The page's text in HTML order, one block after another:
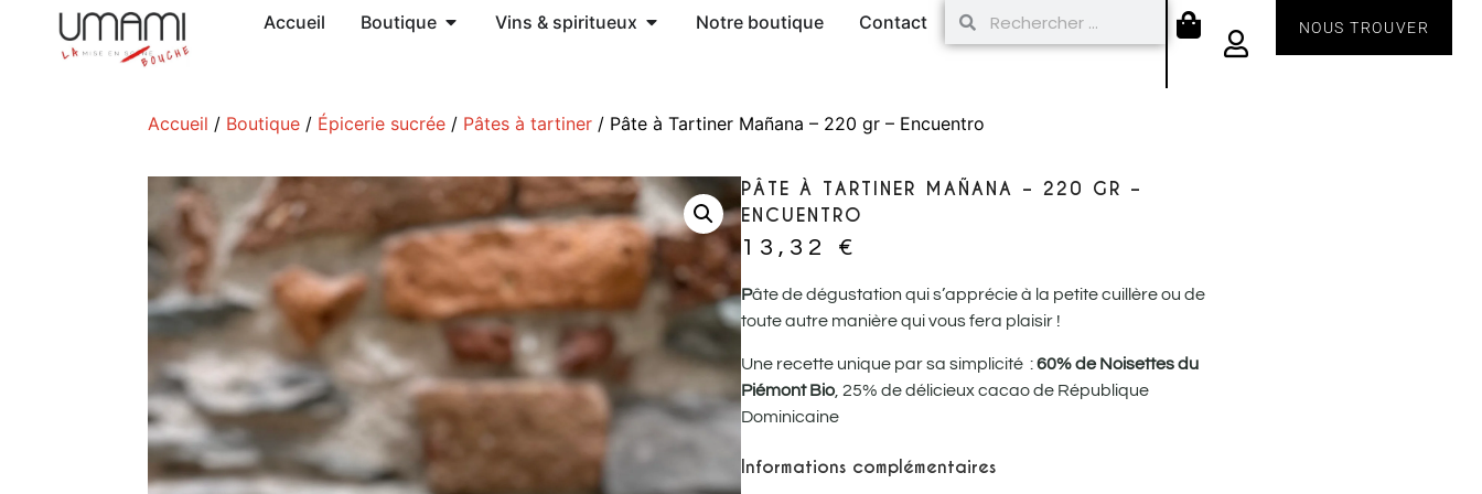
Accueil Boutique Vins & spiritueux Notre boutique Contact NOUS TROUVER
Accueil / Boutique / Épicerie sucrée / Pâtes à tartiner / Pâte à Tartiner Mañana – 220 gr – Encuentro
PÂTE À TARTINER MAÑANA – 220 GR –
ENCUENTRO
13,32 €
Pâte de dégustation qui s’apprécie à la petite cuillère ou de
toute autre manière qui vous fera plaisir !
Une recette unique par sa simplicité :60% de Noisettes du
Piémont Bio , 25% de délicieux cacao de République
Dominicaine
Informations complémentaires